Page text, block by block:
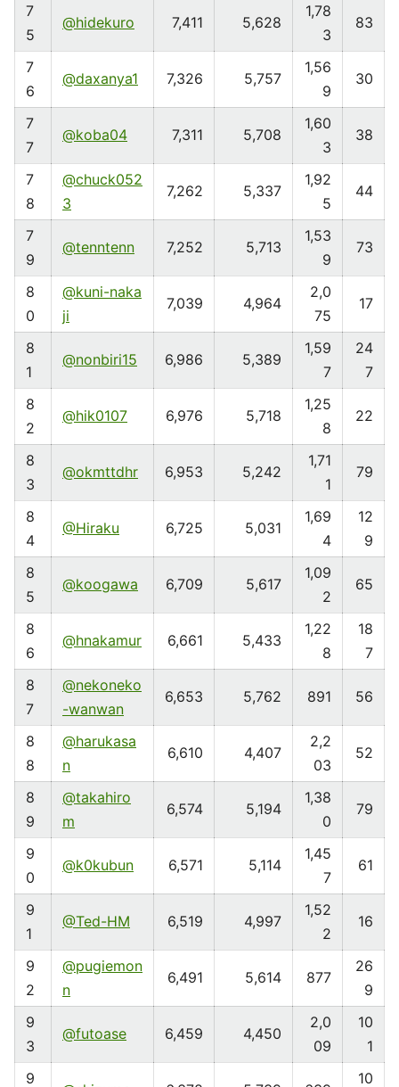
7
5
@hidekuro 7,411 5,628
1,78
3
83
7
6
@daxanya1 7,326 5,757
1,56
9
30
7
7
@koba04 7,311 5,708
1,60
3
38
7
8
@chuck052
3
7,262 5,337
1,92
5
44
7
9
@tenntenn 7,252 5,713
1,53
9
73
8
0
@kuni-naka
ji
7,039 4,964
2,0
75
17
8
1
@nonbiri15 6,986 5,389
1,59
7
24
7
8
2
@hik0107 6,976 5,718
1,25
8
22
8
3
@okmttdhr 6,953 5,242
1,71
1
79
8
4
@Hiraku 6,725 5,031
1,69
4
12
9
8
5
@koogawa 6,709 5,617
1,09
2
65
8
6
@hnakamur 6,661 5,433
1,22
8
18
7
8
7
@nekoneko
-wanwan
6,653 5,762 891 56
8
8
@harukasa
n
6,610 4,407
2,2
03
52
8
9
@takahiro
m
6,574 5,194
1,38
0
79
9
0
@k0kubun 6,571 5,114
1,45
7
61
9
1
@Ted-HM 6,519 4,997
1,52
2
16
9
2
@pugiemon
n
6,491 5,614 877
26
9
9
3
@futoase 6,459 4,450
2,0
09
10
1
9
10